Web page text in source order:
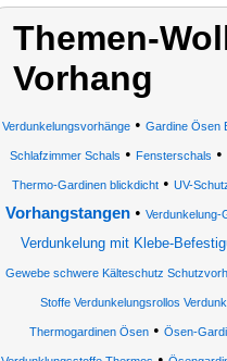
Themen-
Vorhang
Verdunkelungsvorhänge • Gardine Ösen
Schlafzimmer Schals • Fensterschals •
Thermo-Gardinen blickdicht• UV-
Vorhangstangen• Verdunkelung-
Verdunkelung mit Klebe-
Gewebe schwere Kälteschutz
Stoffe Verdunkelungsrollos
Thermogardinen Ösen • Ösen-